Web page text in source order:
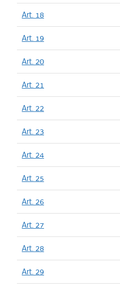
Art. 18
Art. 19
Art. 20
Art. 21
Art. 22
Art. 23
Art. 24
Art. 25
Art. 26
Art. 27
Art. 28
Art. 29